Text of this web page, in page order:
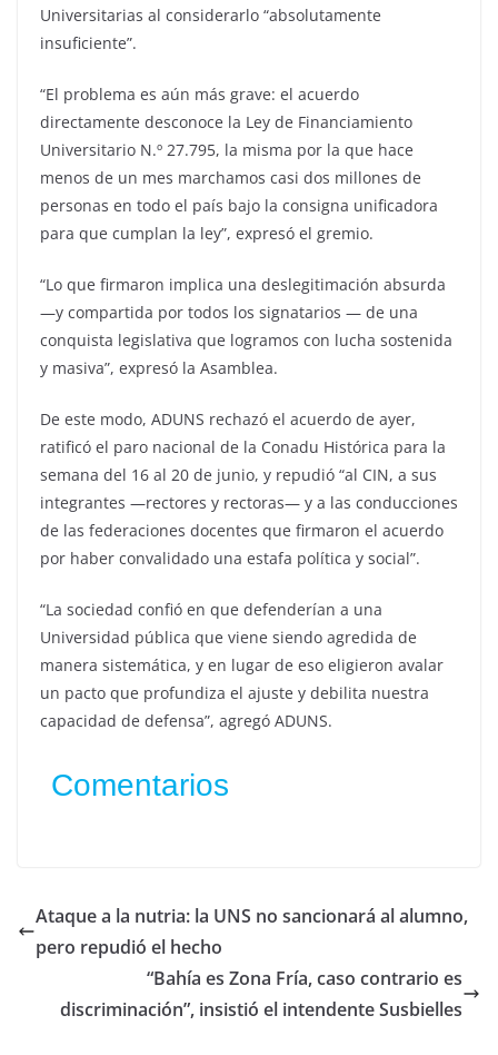
Universitarias al considerarlo “absolutamente
insuficiente”.
“El problema es aún más grave: el acuerdo
directamente desconoce la Ley de Financiamiento
Universitario N.º 27.795, la misma por la que hace
menos de un mes marchamos casi dos millones de
personas en todo el país bajo la consigna unificadora
para que cumplan la ley”, expresó el gremio.
“Lo que firmaron implica una deslegitimación absurda
—y compartida por todos los signatarios — de una
conquista legislativa que logramos con lucha sostenida
y masiva”, expresó la Asamblea.
De este modo, ADUNS rechazó el acuerdo de ayer,
ratificó el paro nacional de la Conadu Histórica para la
semana del 16 al 20 de junio, y repudió “al CIN, a sus
integrantes —rectores y rectoras— y a las conducciones
de las federaciones docentes que firmaron el acuerdo
por haber convalidado una estafa política y social”.
“La sociedad confió en que defenderían a una
Universidad pública que viene siendo agredida de
manera sistemática, y en lugar de eso eligieron avalar
un pacto que profundiza el ajuste y debilita nuestra
capacidad de defensa”, agregó ADUNS.
Comentarios
Ataque a la nutria: la UNS no sancionará al alumno,
pero repudió el hecho
“Bahía es Zona Fría, caso contrario es
discriminación”, insistió el intendente Susbielles